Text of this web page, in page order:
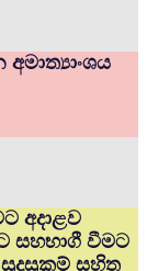
අදාළව
සහභාගී වීමට
සහිත